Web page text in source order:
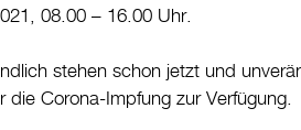
08.00 – 16.00 Uhr.
stehen schon jetzt und
die Corona-Impfung zur Verfügung.